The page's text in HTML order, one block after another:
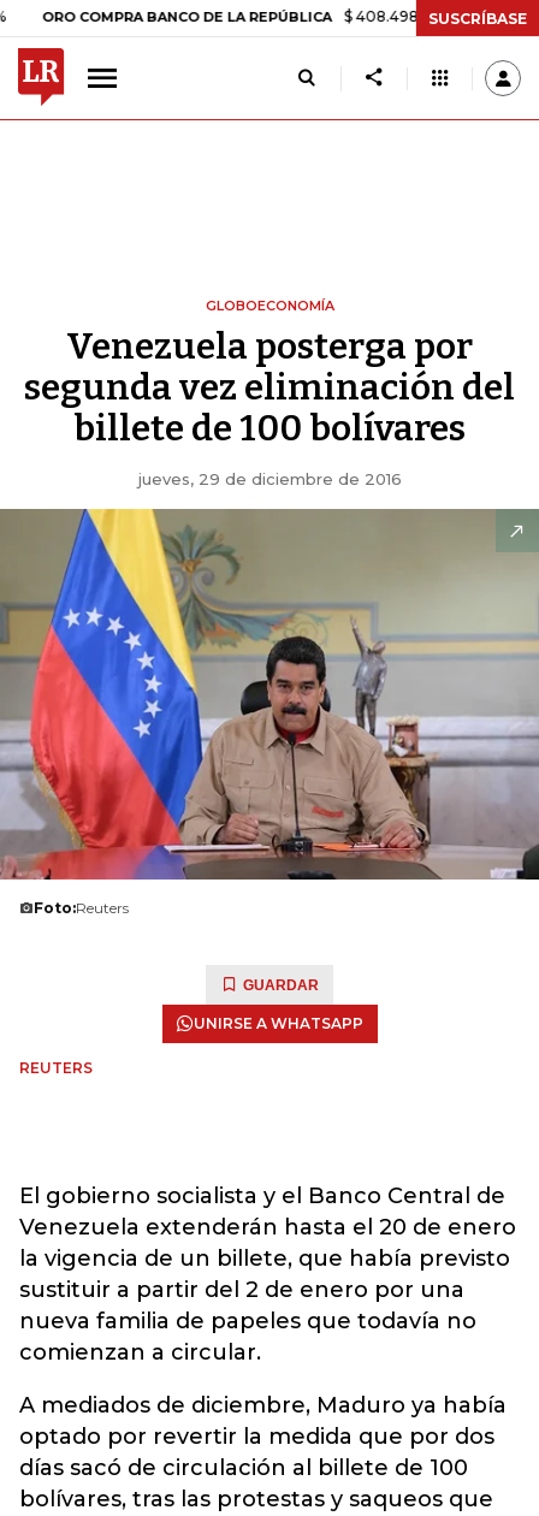
COMPRA BANCO DE LA REPÚBLICA $ 408.498,97 +$ 8.753,81 +2,19%
SUSCRÍBASE
GLOBOECONOMÍA
Venezuela posterga por
segunda vez eliminación del
billete de 100 bolívares
jueves, 29 de diciembre de 2016
Foto:Reuters
GUARDAR
UNIRSE A WHATSAPP
REUTERS
El gobierno socialista y el Banco Central de
Venezuela extenderán hasta el 20 de enero
la vigencia de un billete, que había previsto
sustituir a partir del 2 de enero por una
nueva familia de papeles que todavía no
comienzan a circular.
A mediados de diciembre, Maduro ya había
optado por revertir la medida que por dos
días sacó de circulación al billete de 100
bolívares, tras las protestas y saqueos que